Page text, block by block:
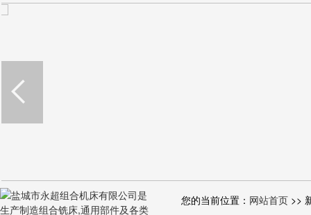
您的当前位置： 网站首页 >>